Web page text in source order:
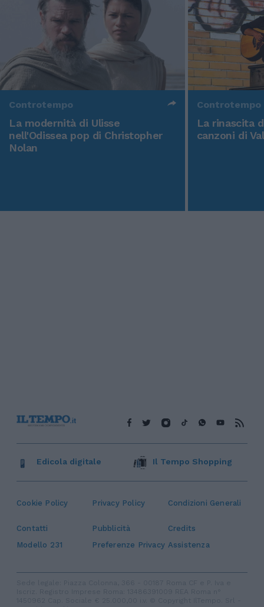
Controtempo
La modernità di Ulisse
nell'Odissea pop di Christopher
Nolan
Controtempo
La rinascita
canzoni di
Cookie Policy Privacy Policy Condizioni Generali
Contatti Pubblicità
Credits
Modello 231
Preferenze Privacy Assistenza
Edicola digitale Il Tempo Shopping